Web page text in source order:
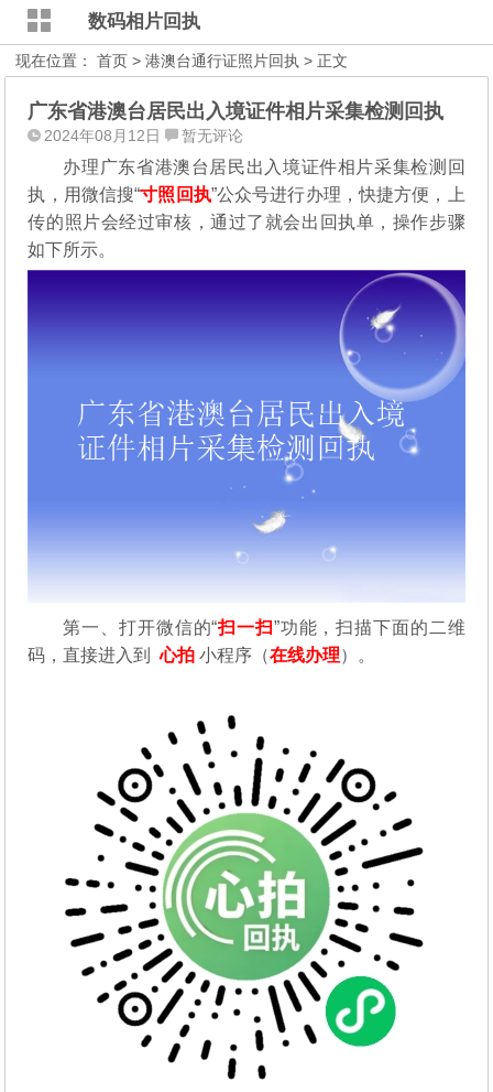
数码相片回执
现在位置：首页 >港澳台通行证照片回执 > 正文
广东省港澳台居民出入境证件相片采集检测回执
2024年08月12日 暂无评论
办理广东省港澳台居民出入境证件相片采集检测回
执，用微信搜“寸照回执”公众号进行办理，快捷方便，上
传的照片会经过审核，通过了就会出回执单，操作步骤
如下所示。
第一、打开微信的“扫一扫”功能，扫描下面的二维
码，直接进入到心拍 小程序（在线办理）。